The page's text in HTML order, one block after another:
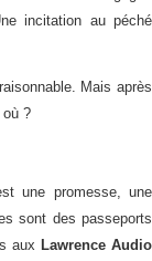
incitation au péché
Mais après
où ?
une promesse, une
sont des passeports
aux Lawrence Audio